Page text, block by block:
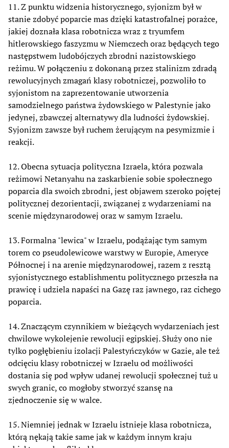
11. Z punktu widzenia historycznego, syjonizm był w
stanie zdobyć poparcie mas dzięki katastrofalnej porażce,
jakiej doznała klasa robotnicza wraz z tryumfem
hitlerowskiego faszyzmu w Niemczech oraz będących tego
następstwem ludobójczych zbrodni nazistowskiego
reżimu. W połączeniu z dokonaną przez stalinizm zdradą
rewolucyjnych zmagań klasy robotniczej, pozwoliło to
syjonistom na zaprezentowanie utworzenia
samodzielnego państwa żydowskiego w Palestynie jako
jedynej, zbawczej alternatywy dla ludności żydowskiej.
Syjonizm zawsze był ruchem żerującym na pesymizmie i
reakcji.
12. Obecna sytuacja polityczna Izraela, która pozwala
reżimowi Netanyahu na zaskarbienie sobie społecznego
poparcia dla swoich zbrodni, jest objawem szeroko pojętej
politycznej dezorientacji, związanej z wydarzeniami na
scenie międzynarodowej oraz w samym Izraelu.
13. Formalna "lewica" w Izraelu, podążając tym samym
torem co pseudolewicowe warstwy w Europie, Ameryce
Północnej i na arenie międzynarodowej, razem z resztą
syjonistycznego establishmentu politycznego przeszła na
prawicę i udziela napaści na Gazę raz jawnego, raz cichego
poparcia.
14. Znaczącym czynnikiem w bieżących wydarzeniach jest
chwilowe wykolejenie rewolucji egipskiej. Służy ono nie
tylko pogłębieniu izolacji Palestyńczyków w Gazie, ale też
odcięciu klasy robotniczej w Izraelu od możliwości
dostania się pod wpływ udanej rewolucji społecznej tuż u
swych granic, co mogłoby stworzyć szansę na
zjednoczenie się w walce.
15. Niemniej jednak w Izraelu istnieje klasa robotnicza,
którą nękają takie same jak w każdym innym kraju